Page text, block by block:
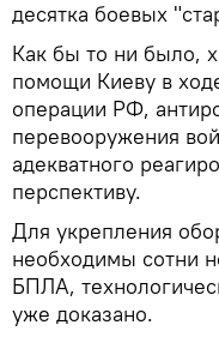
десятка боевых
Как бы то ни было,
помощи Киеву в
операции РФ,
перевооружения
адекватного
перспективу.
Для укрепления
необходимы сотни
БПЛА,
уже доказано.